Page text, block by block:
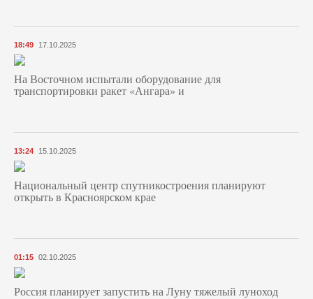
18:49 17.10.2025
На Восточном испытали оборудование для
транспортировки ракет «Ангара» и
13:24 15.10.2025
Национальный центр спутникостроения планируют
открыть в Красноярском крае
01:15 02.10.2025
Россия планирует запустить на Луну тяжелый луноход